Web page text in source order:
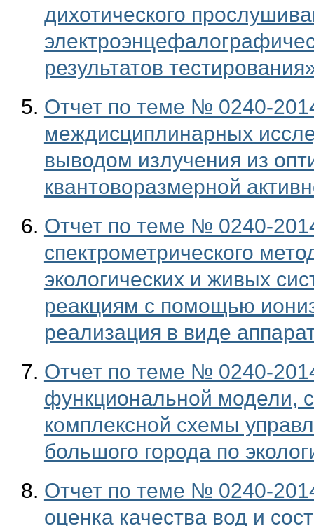
дихотического
результатов
Отчет по теме № 0240-
междисциплинарных
выводом излучения из
квантоворазмерной
Отчет по теме № 0240-
спектрометрического
экологических и живых
реакциям с помощью
реализация в виде
Отчет по теме № 0240-
функциональной модели,
комплексной схемы
большого города по
Отчет по теме № 0240-
оценка качества вод и